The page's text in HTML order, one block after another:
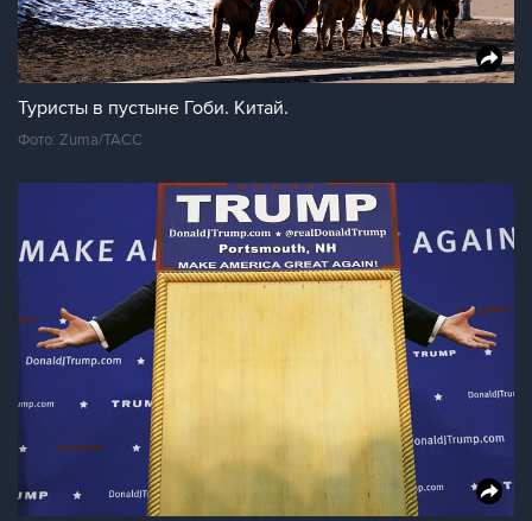
Туристы в пустыне Гоби. Китай.
Фото: Zuma/ТАСС